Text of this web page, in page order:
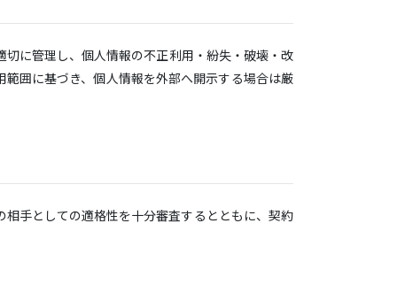
に管理し、個人情報の不正利用・紛失・破壊・改
囲に基づき、個人情報を外部へ開示する場合は厳
手としての適格性を十分審査するとともに、契約